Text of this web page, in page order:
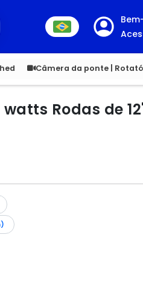
Câmera da ponte |
1.00
Rodas de